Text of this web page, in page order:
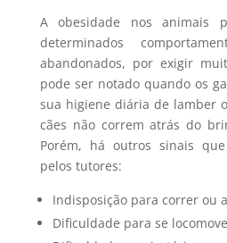
A obesidade nos animais
determinados
abandonados, por exigir
pode ser notado quando os
sua higiene diária de lamber
cães não correm atrás do
Porém, há outros sinais
pelos tutores:
Indisposição para correr ou
Dificuldade para se